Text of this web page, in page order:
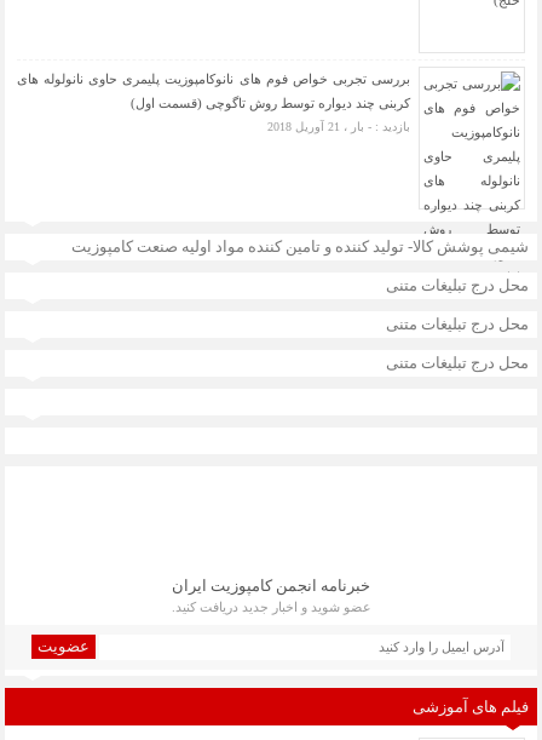
بررسی تجربی خواص فوم های نانوکامپوزیت پلیمری حاوی نانولوله های
کربنی چند دیواره توسط روش تاگوچی (قسمت اول)
بازدید : - بار ، 21 آوریل 2018
فیلم های آموزشی
خبرنامه انجمن کامپوزیت ایران
عضو شوید و اخبار جدید دریافت کنید.
عضویت
شیمی پوشش کالا- تولید کننده و تامین کننده مواد اولیه صنعت کامپوزیت
محل درج تبلیغات متنی
محل درج تبلیغات متنی
محل درج تبلیغات متنی